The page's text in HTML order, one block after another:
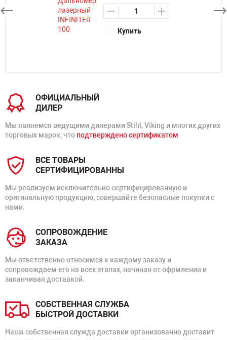
Купить
ОФИЦИАЛЬНЫЙ
ДИЛЕР
Мы являемся ведущими дилерами Stihl, Viking и многих других
торговых марок, что подтверждено сертификатом
ВСЕ ТОВАРЫ
СЕРТИФИЦИРОВАННЫ
Мы реализуем исключительно сертифицированную и
оригинальную продукцию, совершайте безопасные покупки с
нами.
СОПРОВОЖДЕНИЕ
ЗАКАЗА
Мы ответственно относимся к каждому заказу и
сопровождаем его на всех этапах, начиная от офрмления и
заканчивая доставкой.
СОБСТВЕННАЯ СЛУЖБА
БЫСТРОЙ ДОСТАВКИ
Наша собственная служда доставки организованно доставит